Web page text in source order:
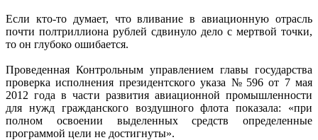
Если кто-то думает, что вливание в авиационную отрасль
почти полтриллиона рублей сдвинуло дело с мертвой точки,
то он глубоко ошибается.
Проведенная Контрольным управлением главы государства
проверка исполнения президентского указа № 596 от 7 мая
2012 года в части развития авиационной промышленности
для нужд гражданского воздушного флота показала: «при
полном освоении выделенных средств определенные
программой цели не достигнуты».